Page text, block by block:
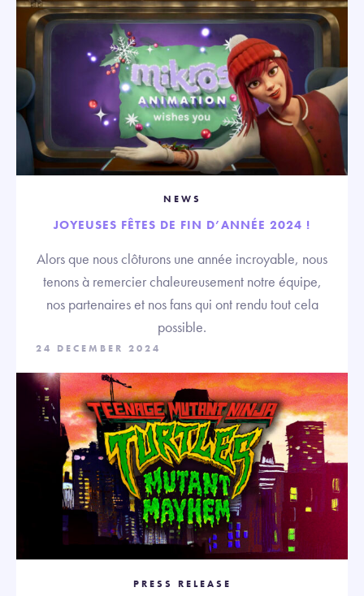
NEWS
JOYEUSES FÊTES DE FIN D’ANNÉE 2024 !
Alors que nous clôturons une année incroyable, nous
tenons à remercier chaleureusement notre équipe,
nos partenaires et nos fans qui ont rendu tout cela
possible.
24 DECEMBER 2024
PRESS RELEASE